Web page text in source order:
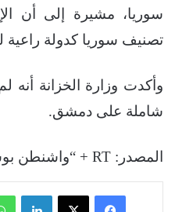
سوريا، مشيرة إلى أن
تصنيف سوريا كدولة راعية
وأكدت وزارة الخزانة أنه
شاملة على دمشق.
المصدر: RT + “واشنطن بوست”
فيسبوك ‫X لينكدإن